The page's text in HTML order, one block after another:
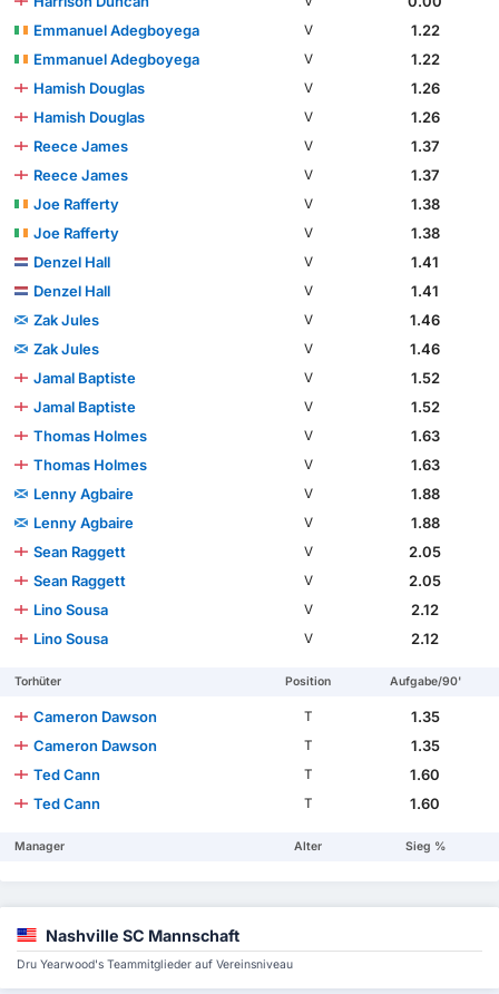
Emmanuel Adegboyega
V
1.22
Emmanuel Adegboyega
V
1.22
Hamish Douglas
V
1.26
Hamish Douglas
V
1.26
Reece James
V
1.37
Reece James
V
1.37
Joe Rafferty
V
1.38
Joe Rafferty
V
1.38
Denzel Hall
V
1.41
Denzel Hall
V
1.41
Zak Jules
V
1.46
Zak Jules
V
1.46
Jamal Baptiste
V
1.52
Jamal Baptiste
V
1.52
Thomas Holmes
V
1.63
Thomas Holmes
V
1.63
Lenny Agbaire
V
1.88
Lenny Agbaire
V
1.88
Sean Raggett
V
2.05
Sean Raggett
V
2.05
Lino Sousa
V
2.12
Lino Sousa
V 2.12
Torhüter Position Aufgabe/90'
Cameron Dawson T
1.35
Cameron Dawson
T
1.35
Ted Cann
T
1.60
Ted Cann
T 1.60
Manager Alter Sieg %
Nashville SC Mannschaft
Dru Yearwood's Teammitglieder auf Vereinsniveau